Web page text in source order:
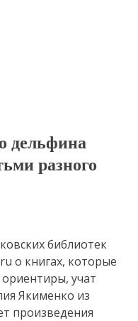
дельфина
разного
библиотек
о книгах, которые
учат
Якименко из
произведения